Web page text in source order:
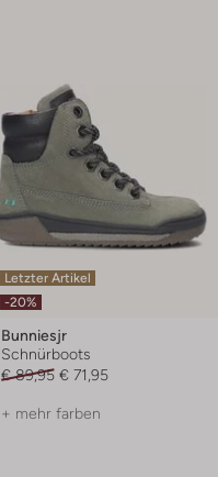
Letzter Artikel
-20%
Bunniesjr
Schnürboots
€ 89,95 € 71,95
+ mehr farben